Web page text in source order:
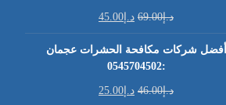
د.إ69.00 د.إ 45.00
أفضل شركات مكافحة الحشرات عجمان
:0545704502
د.إ46.00 د.إ 25.00